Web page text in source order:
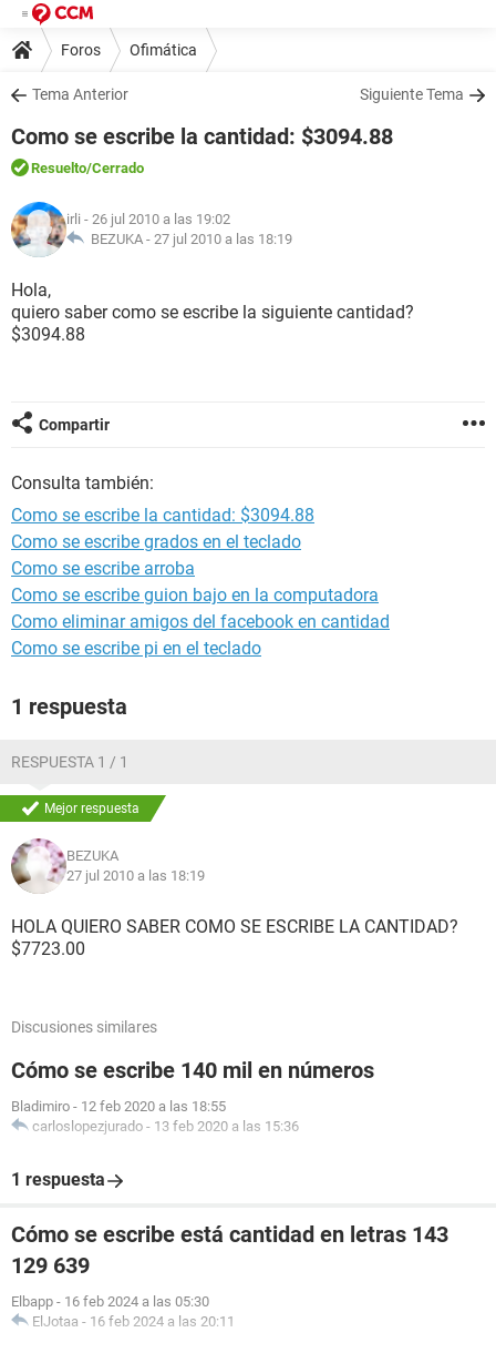
Foros Ofimática
Tema Anterior Siguiente Tema
Como se escribe la cantidad: $3094.88
Resuelto/Cerrado
irli - 26 jul 2010 a las 19:02
BEZUKA - 27 jul 2010 a las 18:19
Hola,
quiero saber como se escribe la siguiente cantidad?
$3094.88
Compartir
Consulta también:
Como se escribe la cantidad: $3094.88
Como se escribe grados en el teclado
Como se escribe arroba
Como se escribe guion bajo en la computadora
Como eliminar amigos del facebook en cantidad
Como se escribe pi en el teclado
1 respuesta
RESPUESTA 1 / 1
Mejor respuesta
BEZUKA
27 jul 2010 a las 18:19
HOLA QUIERO SABER COMO SE ESCRIBE LA CANTIDAD?
$7723.00
Discusiones similares
Cómo se escribe 140 mil en números
Bladimiro - 12 feb 2020 a las 18:55
carloslopezjurado - 13 feb 2020 a las 15:36
1 respuesta
Cómo se escribe está cantidad en letras 143
129 639
Elbapp - 16 feb 2024 a las 05:30
ElJotaa - 16 feb 2024 a las 20:11